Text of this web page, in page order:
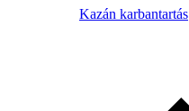
Kazán karbantartás